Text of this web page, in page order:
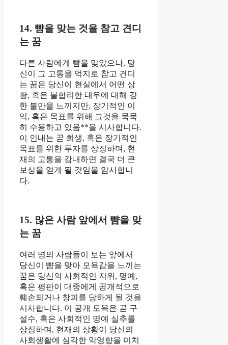
14. 뺨을 맞는 것을 참고 견디
는 꿈
다른 사람에게 뺨을 맞았으나, 당
신이 그 고통을 억지로 참고 견디
는 꿈은 당신이 현실에서 어떤 상
황, 혹은 불합리한 대우에 대해 강
한 불만을 느끼지만, 장기적인 이
익, 혹은 목표를 위해 그것을 묵묵
히 수용하고 있음**을 시사합니다.
이 인내는 곧 희생, 혹은 장기적인
목표를 위한 투자를 상징하며, 현
재의 고통을 감내하면 결국 더 큰
보상을 얻게 될 것임을 암시합니
다.
15. 많은 사람 앞에서 뺨을 맞
는 꿈
여러 명의 사람들이 보는 앞에서
당신이 뺨을 맞아 모욕감을 느끼는
꿈은 당신의 사회적인 지위, 명예,
혹은 평판이 대중에게 공개적으로
훼손되거나 창피를 당하게 될 것을
시사합니다. 이 공개 모욕은 곧 구
설수, 혹은 사회적인 명예 실추를
상징하며, 현재의 상황이 당신의
사회생활에 심각한 악영향을 미치